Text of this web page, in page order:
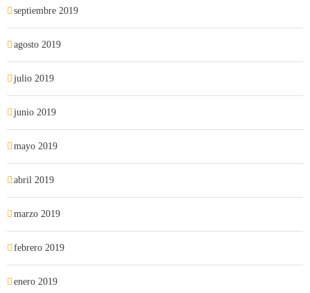
septiembre 2019
agosto 2019
julio 2019
junio 2019
mayo 2019
abril 2019
marzo 2019
febrero 2019
enero 2019